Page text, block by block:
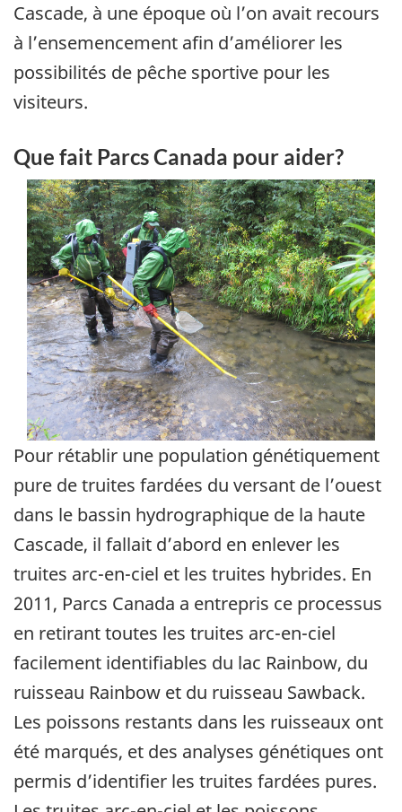
Cascade, à une époque où l’on avait recours
à l’ensemencement afin d’améliorer les
possibilités de pêche sportive pour les
visiteurs.
Que fait Parcs Canada pour aider?
Pour rétablir une population génétiquement
pure de truites fardées du versant de l’ouest
dans le bassin hydrographique de la haute
Cascade, il fallait d’abord en enlever les
truites arc-en-ciel et les truites hybrides. En
2011, Parcs Canada a entrepris ce processus
en retirant toutes les truites arc-en-ciel
facilement identifiables du lac Rainbow, du
ruisseau Rainbow et du ruisseau Sawback.
Les poissons restants dans les ruisseaux ont
été marqués, et des analyses génétiques ont
permis d’identifier les truites fardées pures.